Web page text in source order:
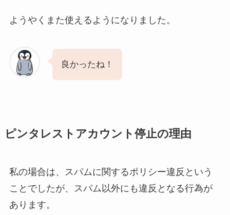
ようやくまた使えるようになりました。
良かったね！
ピンタレストアカウント停止の理由
私の場合は、スパムに関するポリシー違反という
ことでしたが、スパム以外にも違反となる行為が
あります。